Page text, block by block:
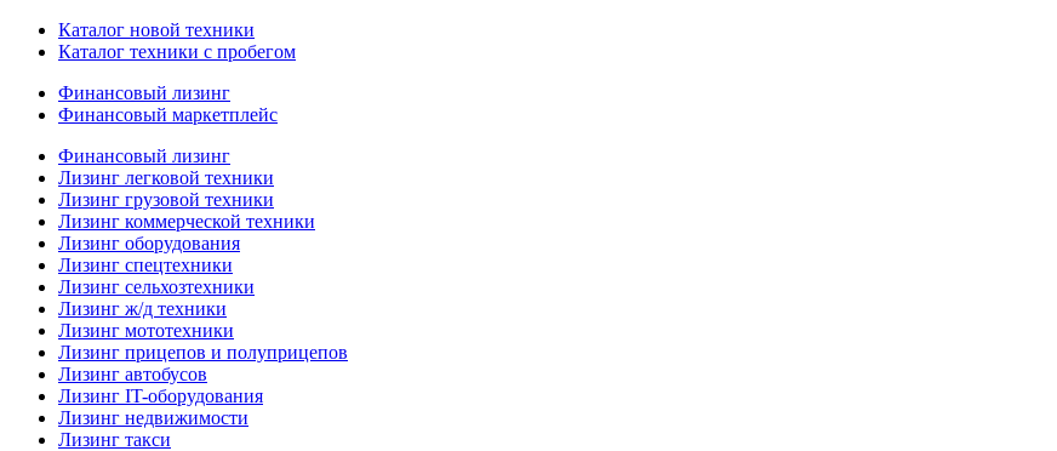
Каталог новой техники
Каталог техники с пробегом
Финансовый лизинг
Финансовый маркетплейс
Финансовый лизинг
Лизинг легковой техники
Лизинг грузовой техники
Лизинг коммерческой техники
Лизинг оборудования
Лизинг спецтехники
Лизинг сельхозтехники
Лизинг ж/д техники
Лизинг мототехники
Лизинг прицепов и полуприцепов
Лизинг автобусов
Лизинг IT-оборудования
Лизинг недвижимости
Лизинг такси